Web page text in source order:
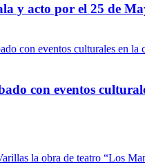
y acto por el 25 de
con eventos